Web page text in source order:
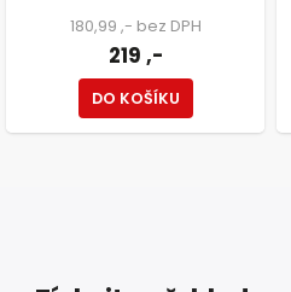
180,99 ,- bez DPH
219 ,-
DO KOŠÍKU